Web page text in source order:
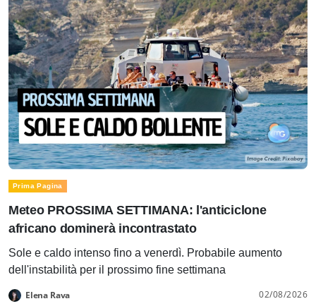
Prima Pagina
Meteo PROSSIMA SETTIMANA: l'anticiclone
africano dominerà incontrastato
Sole e caldo intenso fino a venerdì. Probabile aumento
dell'instabilità per il prossimo fine settimana
Elena Rava 02/08/2026